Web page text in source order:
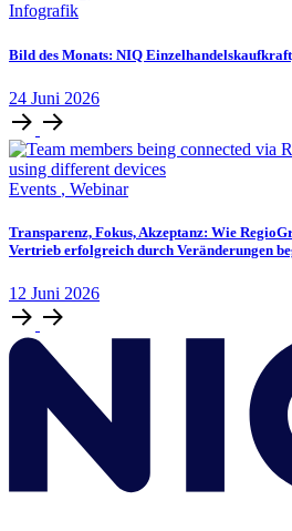
Infografik
Bild des Monats: NIQ
24 Juni 2026
Events , Webinar
Transparenz, Fokus, Akzeptanz: Wie
Vertrieb erfolgreich durch Veränderungen
12 Juni 2026